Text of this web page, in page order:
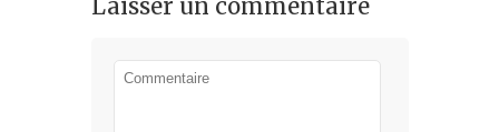
Laisser un commentaire